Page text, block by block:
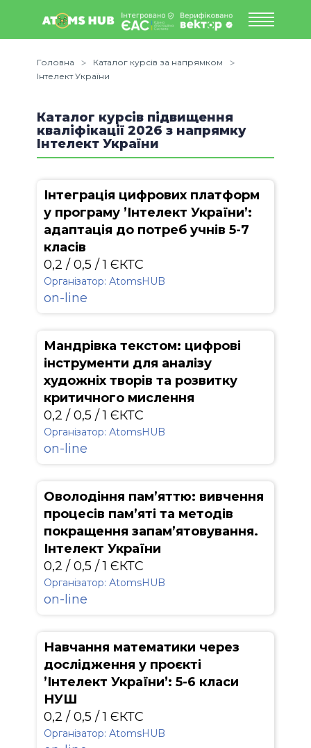
Головна
Каталог курсів за напрямком
Інтелект України
Каталог курсів підвищення
кваліфікації 2026 з напрямку
Інтелект України
Інтеграція цифрових платформ
у програму ’Інтелект України’:
адаптація до потреб учнів 5-7
класів
0,2 / 0,5 / 1 ЄКТС
Організатор: АtomsHUB
on-line
Мандрівка текстом: цифрові
інструменти для аналізу
художніх творів та розвитку
критичного мислення
0,2 / 0,5 / 1 ЄКТС
Організатор: АtomsHUB
on-line
Оволодіння пам’яттю: вивчення
процесів пам’яті та методів
покращення запам’ятовування.
Інтелект України
0,2 / 0,5 / 1 ЄКТС
Організатор: АtomsHUB
on-line
Навчання математики через
дослідження у проєкті
’Інтелект України’: 5-6 класи
НУШ
0,2 / 0,5 / 1 ЄКТС
Організатор: АtomsHUB